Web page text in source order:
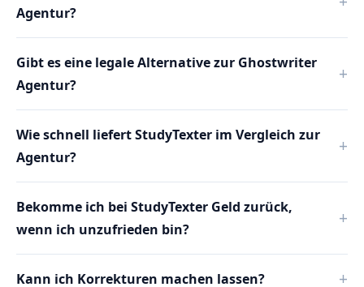
Agentur?
Gibt es eine legale Alternative zur Ghostwriter
Agentur?
Wie schnell liefert StudyTexter im Vergleich zur
Agentur?
Bekomme ich bei StudyTexter Geld zurück,
wenn ich unzufrieden bin?
Kann ich Korrekturen machen lassen?